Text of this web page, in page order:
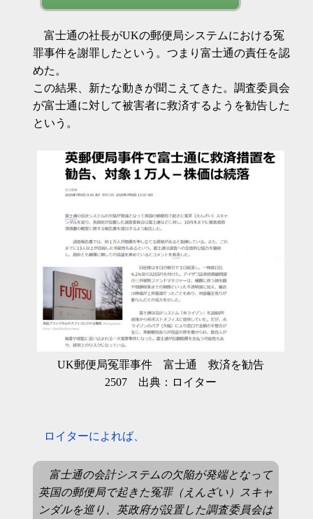
富士通の社長がUKの郵便局システムにおける冤
罪事件を謝罪したという。つまり富士通の責任を認
めた。
この結果、新たな動きが聞こえてきた。調査委員会
が富士通に対して被害者に救済するようを勧告した
という。
UK郵便局冤罪事件 富士通 救済を勧告
2507 出典：ロイター
ロイターによれば、
富士通の会計システムの欠陥が発端となって
英国の郵便局で起きた冤罪（えんざい）スキャ
ンダルを巡り、英政府が設置した調査委員会は